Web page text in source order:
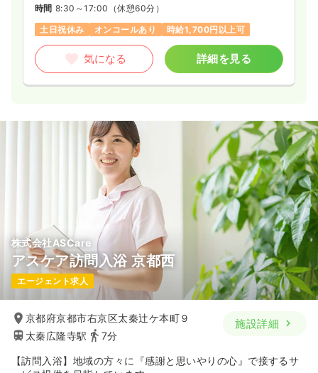
時間 8:30～17:00 （休憩60分）
土日祝休み
オンコールあり 時給1,700円以上可
気になる 詳細を見る
株式会社ASCare
アスケア訪問入浴 京都西
エージェント求人
京都府京都市右京区太秦辻ケ本町９
太秦広隆寺駅
7分
施設詳細
【訪問入浴】地域の方々に『感謝と思いやりの心』で接するサ